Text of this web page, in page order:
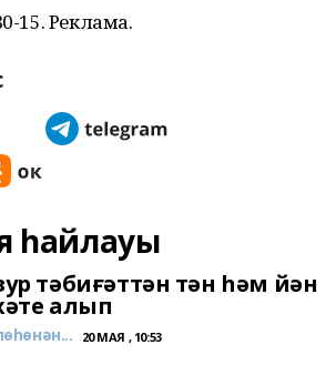
15. Реклама.
һайлауы
тәбиғәттән тән һәм йән
алып
20 МАЯ , 10:53